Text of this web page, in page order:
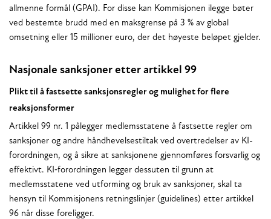
allmenne formål (GPAI). For disse kan Kommisjonen ilegge bøter
ved bestemte brudd med en maksgrense på 3 % av global
omsetning eller 15 millioner euro, der det høyeste beløpet gjelder.
Nasjonale sanksjoner etter artikkel 99
Plikt til å fastsette sanksjonsregler og mulighet for flere
reaksjonsformer
Artikkel 99 nr. 1 pålegger medlemsstatene å fastsette regler om
sanksjoner og andre håndhevelsestiltak ved overtredelser av KI-
forordningen, og å sikre at sanksjonene gjennomføres forsvarlig og
effektivt. KI‑forordningen legger dessuten til grunn at
medlemsstatene ved utforming og bruk av sanksjoner, skal ta
hensyn til Kommisjonens retningslinjer (guidelines) etter artikkel
96 når disse foreligger.